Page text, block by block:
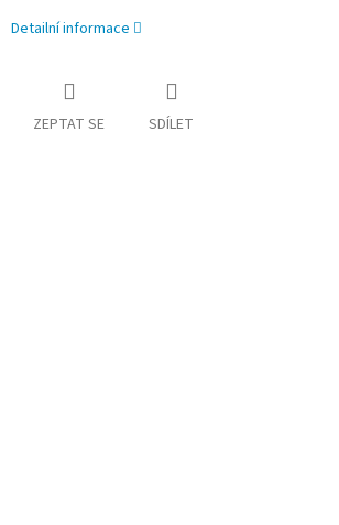
Detailní informace
ZEPTAT SE SDÍLET